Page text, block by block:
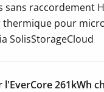
sans raccordement
thermique pour
SolisStorageCloud
261kWh